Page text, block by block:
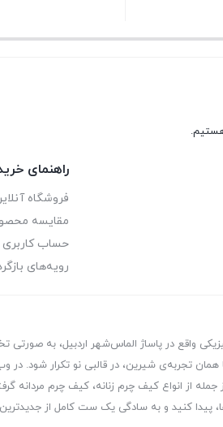
راهنمای
فروشگاه
مقایسه
حساب
رویه‌های
واقع در پاساژ الماس‌شهر اردبیل، به صورتی
تجربه‌ی شیرین، در قالبی نو تکرار شود. در
از انواع کیف چرم زنانه، کیف چرم مردانه
پیدا کنید و به سادگی یک ست کامل از